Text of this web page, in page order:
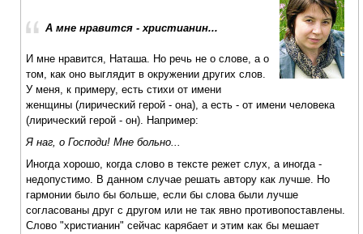
А мне нравится - христианин...
И мне нравится, Наташа. Но речь не о слове, а о
том, как оно выглядит в окружении других слов.
У меня, к примеру, есть стихи от имени
женщины (лирический герой - она), а есть - от имени человека
(лирический герой - он). Например:
Я наг, о Господи! Мне больно...
Иногда хорошо, когда слово в тексте режет слух, а иногда -
недопустимо. В данном случае решать автору как лучше. Но
гармонии было бы больше, если бы слова были лучше
согласованы друг с другом или не так явно противопоставлены.
Слово "христианин" сейчас карябает и этим как бы мешает